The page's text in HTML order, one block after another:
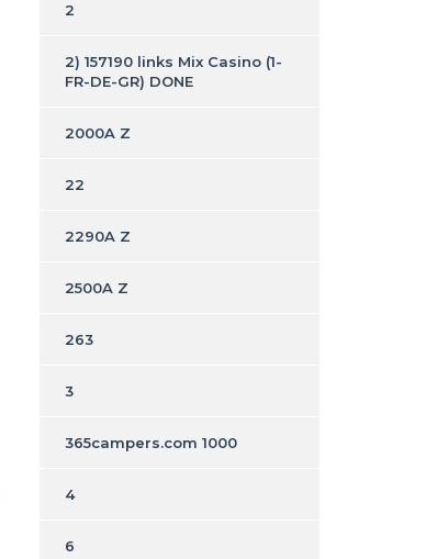
2
2) 157190 links Mix Casino (1-
FR-DE-GR) DONE
2000A Z
22
2290A Z
2500A Z
263
3
365campers.com 1000
4
6